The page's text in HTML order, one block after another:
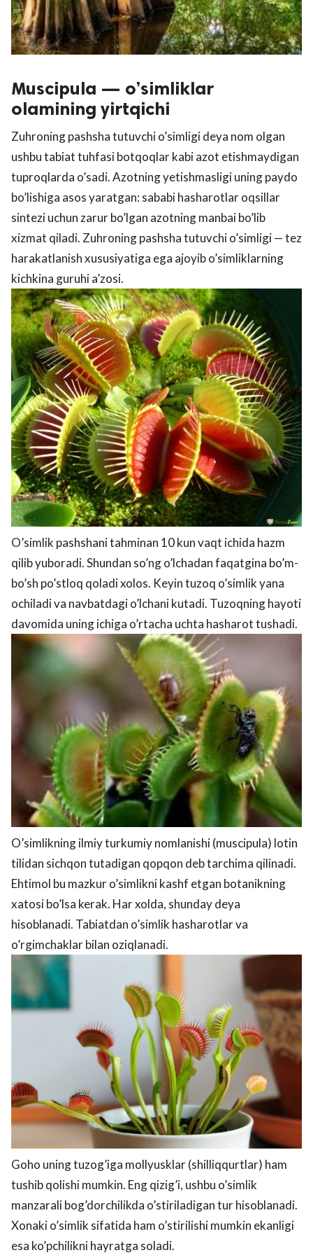
Muscipula — o’simliklar
olamining yirtqichi
Zuhroning pashsha tutuvchi o’simligi deya nom olgan
ushbu tabiat tuhfasi botqoqlar kabi azot etishmaydigan
tuproqlarda o’sadi. Azotning yetishmasligi uning paydo
bo’lishiga asos yaratgan: sababi hasharotlar oqsillar
sintezi uchun zarur bo’lgan azotning manbai bo’lib
xizmat qiladi. Zuhroning pashsha tutuvchi o’simligi — tez
harakatlanish xususiyatiga ega ajoyib o’simliklarning
kichkina guruhi a’zosi.
O’simlik pashshani tahminan 10 kun vaqt ichida hazm
qilib yuboradi. Shundan so’ng o’lchadan faqatgina bo’m-
bo’sh po’stloq qoladi xolos. Keyin tuzoq o’simlik yana
ochiladi va navbatdagi o’lchani kutadi. Tuzoqning hayoti
davomida uning ichiga o’rtacha uchta hasharot tushadi.
O’simlikning ilmiy turkumiy nomlanishi (muscipula) lotin
tilidan sichqon tutadigan qopqon deb tarchima qilinadi.
Ehtimol bu mazkur o’simlikni kashf etgan botanikning
xatosi bo’lsa kerak. Har xolda, shunday deya
hisoblanadi. Tabiatdan o’simlik hasharotlar va
o’rgimchaklar bilan oziqlanadi.
Goho uning tuzog’iga mollyusklar (shilliqqurtlar) ham
tushib qolishi mumkin. Eng qizig’i, ushbu o’simlik
manzarali bog’dorchilikda o’stiriladigan tur hisoblanadi.
Xonaki o’simlik sifatida ham o’stirilishi mumkin ekanligi
esa ko’pchilikni hayratga soladi.